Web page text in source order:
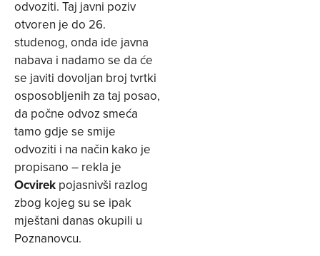
odvoziti. Taj javni poziv
otvoren je do 26.
studenog, onda ide javna
nabava i nadamo se da će
se javiti dovoljan broj tvrtki
osposobljenih za taj posao,
da počne odvoz smeća
tamo gdje se smije
odvoziti i na način kako je
propisano – rekla je
Ocvirek pojasnivši razlog
zbog kojeg su se ipak
mještani danas okupili u
Poznanovcu.